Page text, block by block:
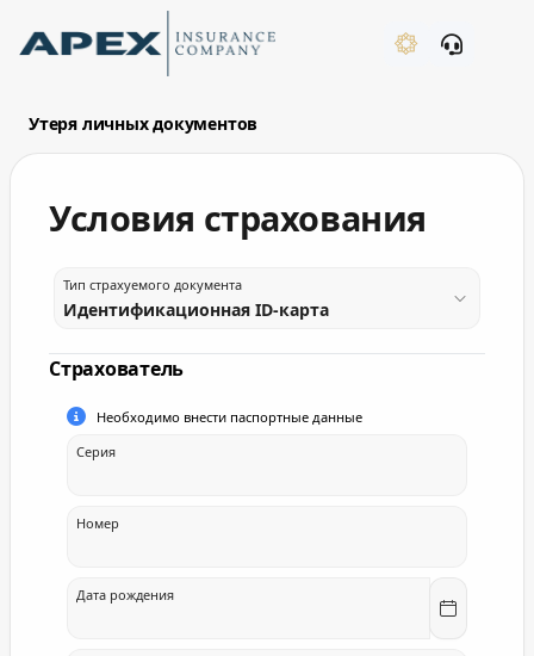
Skip to Main Content
Утеря личных документов
Условия страхования
Тип страхуемого документа
Страхователь
Необходимо внести паспортные данные
Серия
Номер
Дата рождения
New
What's New